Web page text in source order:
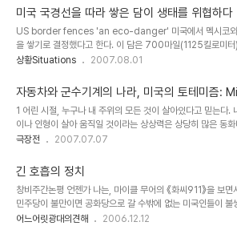
는 조용한 극장도 괜찮다. 사실 꼭 작고 어두운 극장일 필요도
신푹신한 의자에 음료 거치대까지 있는 최신식 멀티플렉스 영
상관없다. 중요한 것은, 그곳에서 내가, 당신이, 그리고 사람들
를 본다는 것이다. 자, 영화가 끝났다. 영화란 건 늘 금세 끝나
니까. 엔딩크레딧이 올라간다. 대다수 극장에서는 환하게 불도
두 시간을 어둠 속에 머..
미국 국경선을 따라 쌓은 담이 생태를 위협하다
US border fences 'an eco-danger' 미국에서 멕시코와
을 쌓기로 결정했다고 한다. 이 담은 700마일(1125킬로미터
의 첨단 감시 장치도 달려 있을 거라는 것이다. 멕시코 환경부
중요한 사막 생태계도 포함된다고 한다. 멕시코 정부는 이 건
판 회부도 준비중이다. 전문가들과 미국·멕시코 양국의 생태
작성한 보고서에 따르면, 그 담이 동물들을 보다 작은 그룹으
영향을 미칠 것이라는 것이다. 재규어나 멕시코 흑곰, 영양의
상황Situations 2007.08.01
자동차와 군수기계의 나라, 미국의 토테미즘:
머》
1 어린 시절, 누구나 내 주위의 모든 것이 살아있다고 믿는다.
이나 인형이 살아 움직일 것이라는 상상력은 상당히 많은 동
되어 있다. 특히 철강과 거대 기계가 찬양받던 지난 세기에는
로 변신했고, 초능력으로 불러내는 존재도 귀여운 여자친구나
이었다. 언젠가부터 만화 영화들은 거대 로봇 만들기를 그쳤
후장대重厚長大' 시대가 가고 '경박단소輕薄短小'의 시대
리는 소형 카세트라디오가 그 신호탄이었다면 작고 가벼운
는 나름대로..
극장전 2007.07.07
긴 호흡의 정치
창비주간논평 언젠가 나는, 마이클 무어의 《화씨911》을 보
민주당이 불만이면 공화당으로 갈 수밖에 없는 미국인들이
가 보기에 그들은 두 정당으로부터 '표밭'으로만 인식되지 '국
어느어릿광대의견해 2006.12.12